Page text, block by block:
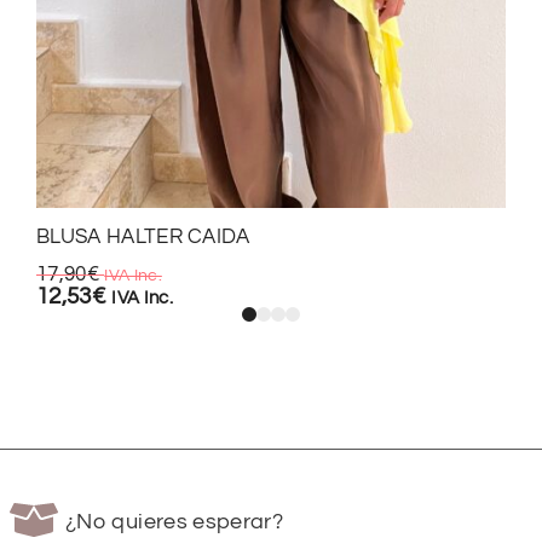
BLUSA HALTER CAIDA
17,90€ IVA Inc.
12,53€ IVA Inc.
¿No quieres esperar?